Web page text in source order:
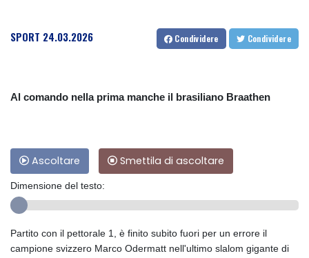
SPORT 24.03.2026 Condividere Condividere
Al comando nella prima manche il brasiliano Braathen
Ascoltare Smettila di ascoltare
Dimensione del testo:
Partito con il pettorale 1, è finito subito fuori per un errore il
campione svizzero Marco Odermatt nell'ultimo slalom gigante di